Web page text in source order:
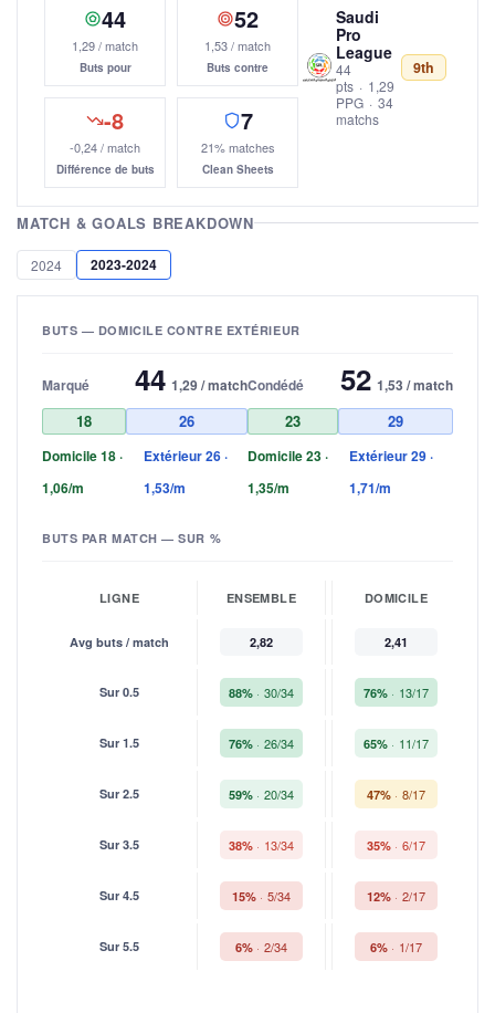
44
1,29 / match
Buts pour
52
1,53 / match
Buts contre
-8
-0,24 / match
Différence de buts
7
21% matches
Clean Sheets
Saudi
Pro
League
44
pts · 1,29
PPG · 34
matchs
9th
MATCH & GOALS BREAKDOWN
2024 2023-2024
BUTS — DOMICILE CONTRE EXTÉRIEUR
Marqué 44 1,29 / match
18 26
Domicile 18 ·
1,06/m
Extérieur 26 ·
1,53/m
Condédé 52 1,53 / match
23 29
Domicile 23 ·
1,35/m
Extérieur 29 ·
1,71/m
BUTS PAR MATCH — SUR %
LIGNE ENSEMBLE DOMICILE
Avg buts / match 2,82 2,41
Sur 0.5 88% 30/34 76% 13/17
Sur 1.5 76% 26/34 65% 11/17
Sur 2.5 59% 20/34 47% 8/17
Sur 3.5 38% 13/34 35% 6/17
Sur 4.5 15% 5/34 12% 2/17
Sur 5.5 6% 2/34 6% 1/17